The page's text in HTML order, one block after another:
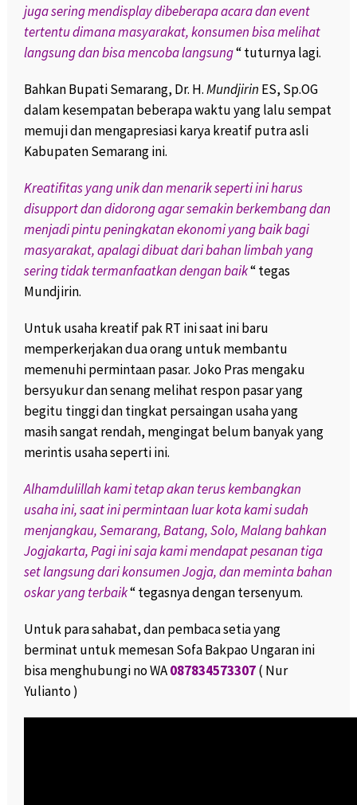
juga sering mendisplay dibeberapa acara dan event
tertentu dimana masyarakat, konsumen bisa melihat
langsung dan bisa mencoba langsung“ tuturnya lagi.
Bahkan Bupati Semarang, Dr. H.Mundjirin ES, Sp.OG
dalam kesempatan beberapa waktu yang lalu sempat
memuji dan mengapresiasi karya kreatif putra asli
Kabupaten Semarang ini.
Kreatifitas yang unik dan menarik seperti ini harus
disupport dan didorong agar semakin berkembang dan
menjadi pintu peningkatan ekonomi yang baik bagi
masyarakat, apalagi dibuat dari bahan limbah yang
sering tidak termanfaatkan dengan baik“ tegas
Mundjirin.
Untuk usaha kreatif pak RT ini saat ini baru
memperkerjakan dua orang untuk membantu
memenuhi permintaan pasar. Joko Pras mengaku
bersyukur dan senang melihat respon pasar yang
begitu tinggi dan tingkat persaingan usaha yang
masih sangat rendah, mengingat belum banyak yang
merintis usaha seperti ini.
Alhamdulillah kami tetap akan terus kembangkan
usaha ini, saat ini permintaan luar kota kami sudah
menjangkau, Semarang, Batang, Solo, Malang bahkan
Jogjakarta, Pagi ini saja kami mendapat pesanan tiga
set langsung dari konsumen Jogja, dan meminta bahan
oskar yang terbaik“ tegasnya dengan tersenyum.
Untuk para sahabat, dan pembaca setia yang
berminat untuk memesan Sofa Bakpao Ungaran ini
bisa menghubungi no WA087834573307( Nur
Yulianto )